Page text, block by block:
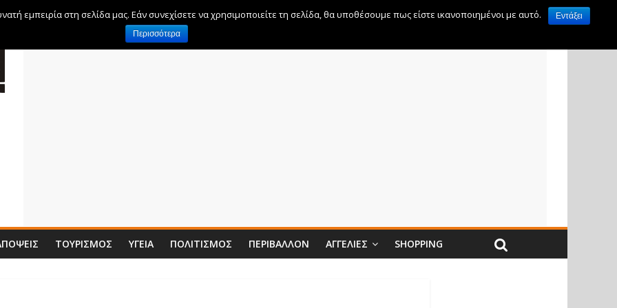
ΤΟΥΡΙΣΜΌΣ ΥΓΕΊΑ ΠΟΛΙΤΙΣΜΌΣ ΠΕΡΙΒΆΛΛΟΝ ΑΓΓΕΛΊΕΣ SHOPPING
εμπειρία στη σελίδα μας. Εάν συνεχίσετε να χρησιμοποιείτε τη σελίδα, θα υποθέσουμε πως είστε ικανοποιημένοι με αυτό.
Εντάξει
Περισσότερα